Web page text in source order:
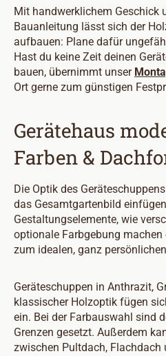
Mit handwerklichem Geschick
Bauanleitung lässt sich der
aufbauen: Plane dafür
Hast du keine Zeit deinen
bauen, übernimmt unser
Ort gerne zum günstigen
Gerätehaus
Farben &
Die Optik des
das Gesamtgartenbild
Gestaltungselemente, wie
optionale Farbgebung
zum idealen, ganz
Geräteschuppen in Anthrazit,
klassischer Holzoptik fügen
ein. Bei der Farbauswahl sind
Grenzen gesetzt. Außerdem
zwischen Pultdach, Flachdach